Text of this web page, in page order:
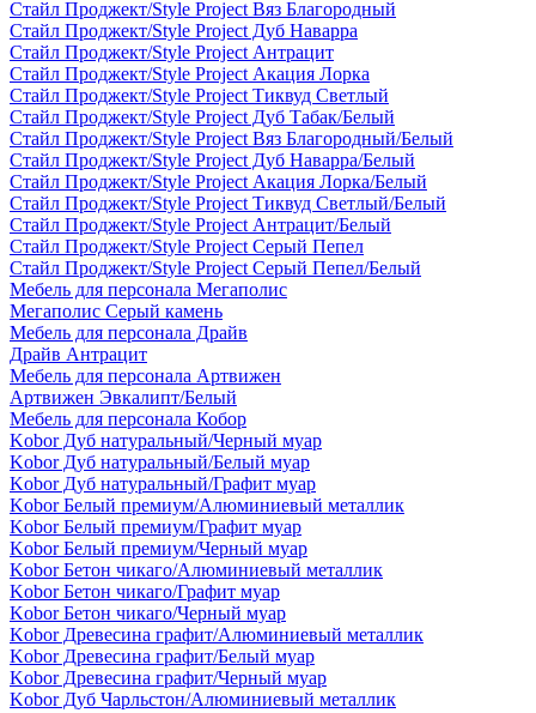
Стайл Проджект/Style Project Вяз Благородный
Стайл Проджект/Style Project Дуб Наварра
Стайл Проджект/Style Project Антрацит
Стайл Проджект/Style Project Акация Лорка
Стайл Проджект/Style Project Тиквуд Светлый
Стайл Проджект/Style Project Дуб Табак/Белый
Стайл Проджект/Style Project Вяз Благородный/Белый
Стайл Проджект/Style Project Дуб Наварра/Белый
Стайл Проджект/Style Project Акация Лорка/Белый
Стайл Проджект/Style Project Тиквуд Светлый/Белый
Стайл Проджект/Style Project Антрацит/Белый
Стайл Проджект/Style Project Серый Пепел
Стайл Проджект/Style Project Серый Пепел/Белый
Мебель для персонала Мегаполис
Мегаполис Серый камень
Мебель для персонала Драйв
Драйв Антрацит
Мебель для персонала Артвижен
Артвижен Эвкалипт/Белый
Мебель для персонала Кобор
Kobor Дуб натуральный/Черный муар
Kobor Дуб натуральный/Белый муар
Kobor Дуб натуральный/Графит муар
Kobor Белый премиум/Алюминиевый металлик
Kobor Белый премиум/Графит муар
Kobor Белый премиум/Черный муар
Kobor Бетон чикаго/Алюминиевый металлик
Kobor Бетон чикаго/Графит муар
Kobor Бетон чикаго/Черный муар
Kobor Древесина графит/Алюминиевый металлик
Kobor Древесина графит/Белый муар
Kobor Древесина графит/Черный муар
Kobor Дуб Чарльстон/Алюминиевый металлик